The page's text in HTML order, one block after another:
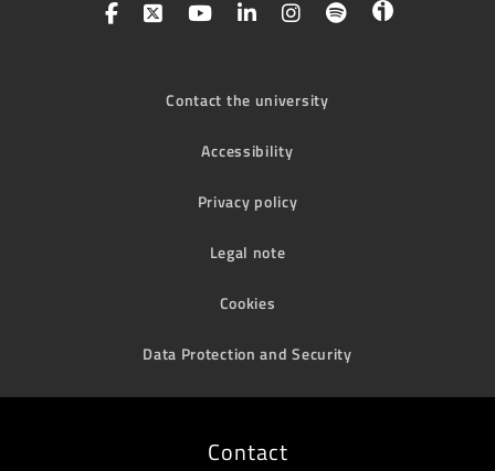
Contact the university
Accessibility
Privacy policy
Legal note
Cookies
Data Protection and Security
Contact